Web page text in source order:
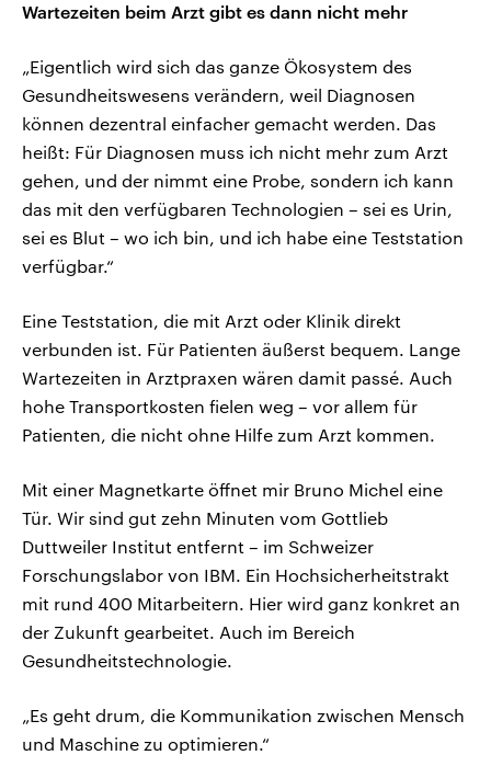
Wartezeiten beim Arzt gibt es dann nicht mehr
„Eigentlich wird sich das ganze Ökosystem des
Gesundheitswesens verändern, weil Diagnosen
können dezentral einfacher gemacht werden. Das
heißt: Für Diagnosen muss ich nicht mehr zum Arzt
gehen, und der nimmt eine Probe, sondern ich kann
das mit den verfügbaren Technologien – sei es Urin,
sei es Blut – wo ich bin, und ich habe eine Teststation
verfügbar.“
Eine Teststation, die mit Arzt oder Klinik direkt
verbunden ist. Für Patienten äußerst bequem. Lange
Wartezeiten in Arztpraxen wären damit passé. Auch
hohe Transportkosten fielen weg – vor allem für
Patienten, die nicht ohne Hilfe zum Arzt kommen.
Mit einer Magnetkarte öffnet mir Bruno Michel eine
Tür. Wir sind gut zehn Minuten vom Gottlieb
Duttweiler Institut entfernt – im Schweizer
Forschungslabor von IBM. Ein Hochsicherheitstrakt
mit rund 400 Mitarbeitern. Hier wird ganz konkret an
der Zukunft gearbeitet. Auch im Bereich
Gesundheitstechnologie.
„Es geht drum, die Kommunikation zwischen Mensch
und Maschine zu optimieren.“